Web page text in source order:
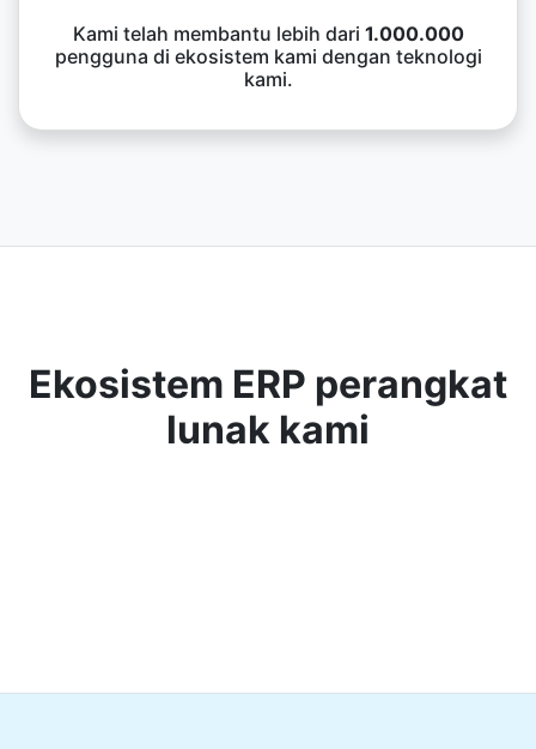
Kami telah membantu lebih dari 1.000.000
pengguna di ekosistem kami dengan teknologi
kami.
Ekosistem ERP perangkat
lunak kami